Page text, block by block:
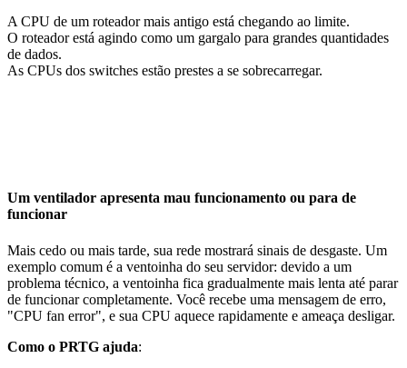
A CPU de um roteador mais antigo está chegando ao limite.
O roteador está agindo como um gargalo para grandes quantidades
de dados.
As CPUs dos switches estão prestes a se sobrecarregar.
Um ventilador apresenta mau funcionamento ou para de
funcionar
Mais cedo ou mais tarde, sua rede mostrará sinais de desgaste. Um
exemplo comum é a ventoinha do seu servidor: devido a um
problema técnico, a ventoinha fica gradualmente mais lenta até parar
de funcionar completamente. Você recebe uma mensagem de erro,
"CPU fan error", e sua CPU aquece rapidamente e ameaça desligar.
Como o PRTG ajuda: